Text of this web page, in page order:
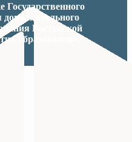
Государственного
Ростовской
образования».